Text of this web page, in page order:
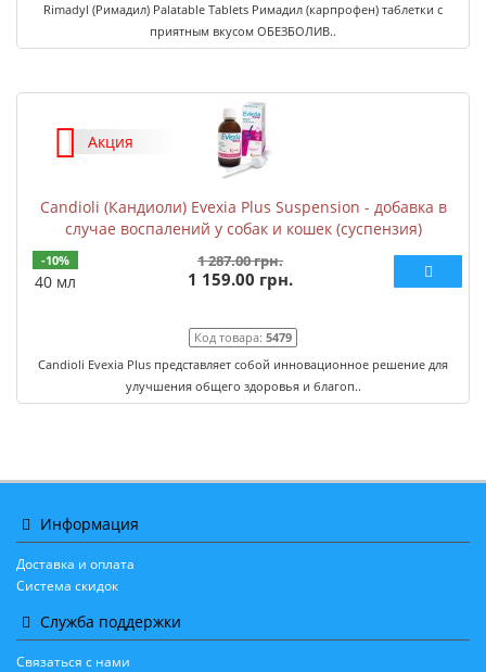
Rimadyl (Римадил) Palatable Tablets Римадил (карпрофен) таблетки с
приятным вкусом ОБЕЗБОЛИВ..
Акция
Candioli (Кандиоли) Evexia Plus Suspension - добавка в
случае воспалений у собак и кошек (суспензия)
-10%
40 мл
1 287.00 грн.
1 159.00 грн.
Код товара: 5479
Candioli Evexia Plus представляет собой инновационное решение для
улучшения общего здоровья и благоп..
Информация
Доставка и оплата
Система скидок
Служба поддержки
Связаться с нами